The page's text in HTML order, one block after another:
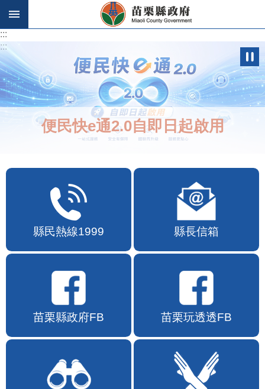
跳到主要內容區塊
:::
:::
便民快e通2.0自即日起啟用
縣民熱線1999 縣長信箱
苗栗縣政府FB 苗栗玩透透FB